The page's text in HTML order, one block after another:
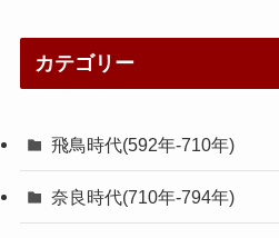
カテゴリー
飛鳥時代(592年-710年)
奈良時代(710年-794年)